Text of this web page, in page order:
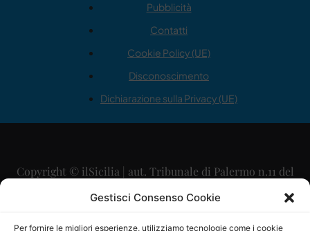
Gestisci Consenso Cookie
Per fornire le migliori esperienze, utilizziamo tecnologie come i cookie
Pubblicità
Contatti
Cookie Policy (UE)
Disconoscimento
Dichiarazione sulla Privacy (UE)
Copyright © ilSicilia | aut. Tribunale di Palermo n.11 del
29/09/2015